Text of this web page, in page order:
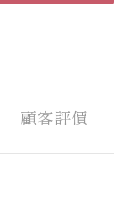
顧客評價